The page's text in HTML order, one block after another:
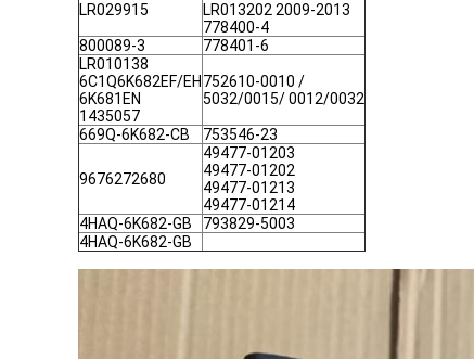
LR029915
LR013202 2009-2013
778400-4
800089-3
778401-6
LR010138
6C1Q6K682EF/EH
6K681EN
1435057
752610-0010 /
5032/0015/ 0012/0032
669Q-6K682-CB 753546-23
9676272680
49477-01203
49477-01202
49477-01213
49477-01214
4HAQ-6K682-GB
793829-5003
4HAQ-6K682-GB